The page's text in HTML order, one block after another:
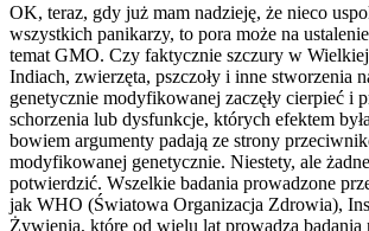
OK, teraz, gdy już mam nadzieję, że nieco
wszystkich panikarzy, to pora może na
temat GMO. Czy faktycznie szczury w
Indiach, zwierzęta, pszczoły i inne stworzenia
genetycznie modyfikowanej zaczęły cierpieć i
schorzenia lub dysfunkcje, których efektem
bowiem argumenty padają ze strony
modyfikowanej genetycznie. Niestety, ale
potwierdzić. Wszelkie badania prowadzone
jak WHO (Światowa Organizacja Zdrowia),
Żywienia, które od wielu lat prowadzą